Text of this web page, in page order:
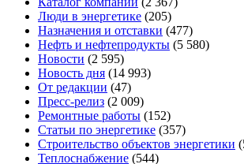
Люди в энергетике (205)
Назначения и отставки (477)
Нефть и нефтепродукты (5 580)
Новости (2 595)
Новость дня (14 993)
От редакции (47)
Пресс-релиз (2 009)
Ремонтные работы (152)
Статьи по энергетике (357)
Строительство объектов энергетики
Теплоснабжение (544)